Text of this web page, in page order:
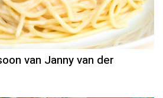
van Janny van der